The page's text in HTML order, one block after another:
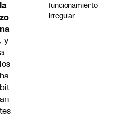
la
zo
na
, y
a
los
ha
bit
an
tes
funcionamiento
irregular